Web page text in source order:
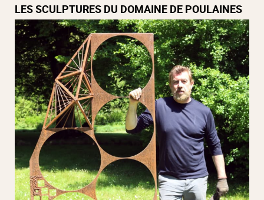
LES SCULPTURES DU DOMAINE DE POULAINES